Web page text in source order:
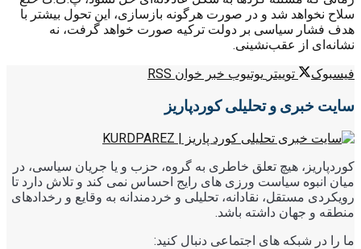
سلاح نخواهد شد و در صورت هرگونه بازسازی، این تحول بیشتر با
هدف فشار سیاسی بر دولت ترکیه صورت خواهد گرفت، نه
نشانه‌ای از عقب‌نشینی.
فیسبوک
توییتر یوتیوب خبر خوان RSS
سایت خبری و تحلیلی کوردپاریز
کوردپاریز، هیچ تعلق خاطری به گروه، حزب و یا جریان سیاسی، در
میان انبوه سیاست ورزی های رایج احساس نمی کند و تلاش دارد تا
رویکردی مستقل، نقادانه، تحلیلی و خردمندانه به وقایع و رخدادهای
منطقه و جهان داشته باشد.
ما را در شبکه های اجتماعی دنبال کنید: